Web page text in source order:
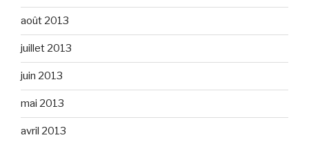
août 2013
juillet 2013
juin 2013
mai 2013
avril 2013